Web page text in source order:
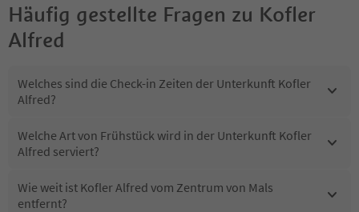
Häufig gestellte Fragen zu Kofler
Alfred
Welches sind die Check-in Zeiten der Unterkunft Kofler
Alfred?
Welche Art von Frühstück wird in der Unterkunft Kofler
Alfred serviert?
Wie weit ist Kofler Alfred vom Zentrum von Mals
entfernt?